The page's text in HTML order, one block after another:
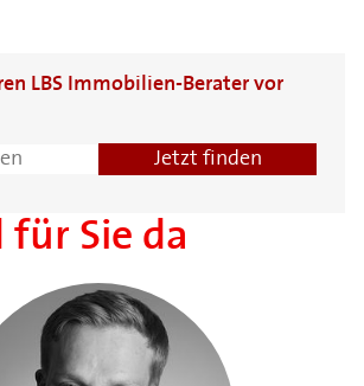
LBS Immobilien-Berater vor
für Sie da